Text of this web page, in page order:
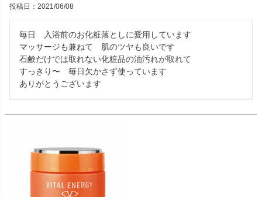
投稿日 2021/06/08
毎日　入浴前のお化粧落としに愛用しています
マッサージも兼ねて　肌のツヤも良いです
石鹸だけでは取れない化粧品の油汚れが取れて
すっきり〜　毎日欠かさず使っています
ありがとうございます